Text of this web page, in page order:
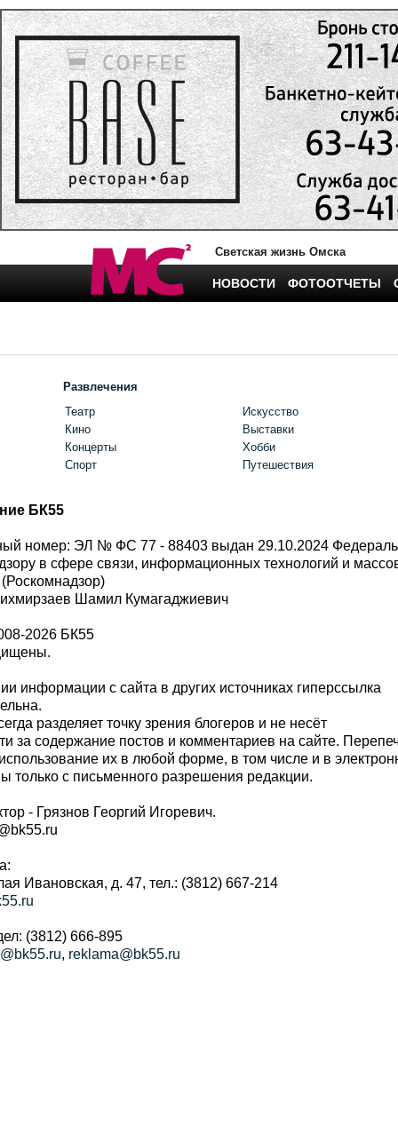
Светская жизнь Омска
НОВОСТИ ФОТООТЧЕТЫ
Развлечения
Театр
Кино
Концерты
Спорт
Искусство
Выставки
Хобби
Путешествия
БК55
номер: ЭЛ № ФС 77 - 88403 выдан 29.10.2024
в сфере связи, информационных технологий и
Шамил Кумагаджиевич
2026 БК55
информации с сайта в других источниках гиперссылка
разделяет точку зрения блогеров и не несёт
за содержание постов и комментариев на сайте.
их в любой форме, в том числе и в
с письменного разрешения редакции.
- Грязнов Георгий Игоревич.
Ивановская, д. 47, тел.: (3812) 667-214
(3812) 666-895
, reklama@bk55.ru